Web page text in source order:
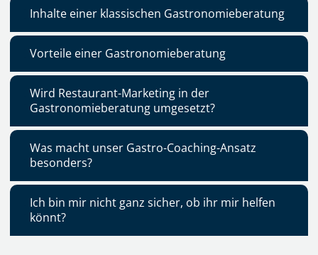
Inhalte einer klassischen Gastronomieberatung
Vorteile einer Gastronomieberatung
Wird Restaurant-Marketing in der
Gastronomieberatung umgesetzt?
Was macht unser Gastro-Coaching-Ansatz
besonders?
Ich bin mir nicht ganz sicher, ob ihr mir helfen
könnt?